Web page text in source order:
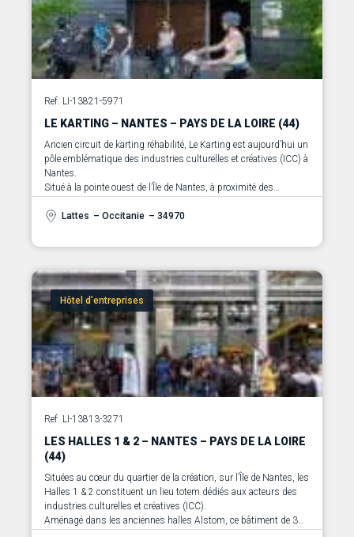
Ref. LI-13821-5971
LE KARTING – NANTES – PAYS DE LA LOIRE (44)
Ancien circuit de karting réhabilité, Le Karting est aujourd’hui un
pôle emblématique des industries culturelles et créatives (ICC) à
Nantes.
Situé à la pointe ouest de l’Île de Nantes, à proximité des
industrielle, éco-design et innovation pour accueillir des
Lattes – Occitanie – 34970
Hôtel d’entreprises
Ref. LI-13813-3271
LES HALLES 1 & 2 – NANTES – PAYS DE LA LOIRE
(44)
Situées au cœur du quartier de la création, sur l’Île de Nantes, les
Halles 1 & 2 constituent un lieu totem dédiés aux acteurs des
industries culturelles et créatives (ICC).
Aménagé dans les anciennes halles Alstom, ce bâtiment de 3